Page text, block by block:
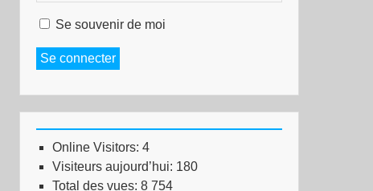
Se souvenir de moi
Se connecter
Online Visitors: 4
Visiteurs aujourd’hui: 180
Total des vues: 8 754